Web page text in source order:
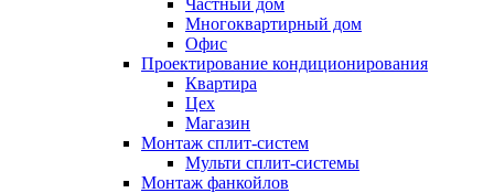
Частный дом
Многоквартирный дом
Офис
Проектирование кондиционирования
Квартира
Цех
Магазин
Монтаж сплит-систем
Мульти сплит-системы
Монтаж фанкойлов